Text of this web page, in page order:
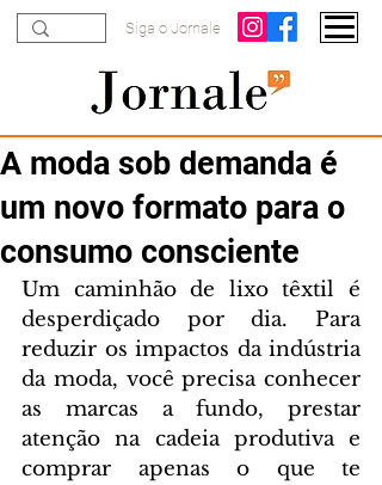
Siga o Jornale
A moda sob demanda é
um novo formato para o
consumo consciente
Um caminhão de lixo têxtil é
desperdiçado por dia. Para
reduzir os impactos da indústria
da moda, você precisa conhecer
as marcas a fundo, prestar
atenção na cadeia produtiva e
comprar apenas o que te